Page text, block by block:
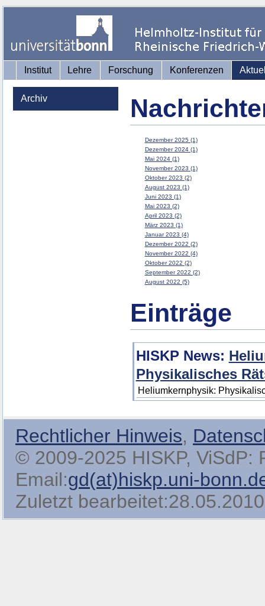
Institut Lehre Forschung Konferenzen
Archiv
Dezember 2025 (1)
Dezember 2024 (1)
Mai 2024 (1)
November 2023 (1)
Oktober 2023 (2)
August 2023 (1)
Juni 2023 (1)
Mai 2023 (2)
April 2023 (2)
März 2023 (1)
Januar 2023 (4)
Dezember 2022 (2)
November 2022 (4)
Oktober 2022 (2)
September 2022 (2)
August 2022 (5)
Einträge
HISKP News:
Physikalisches
Heliumkernphysik:
Rechtlicher Hinweis,
© 2009-2025 HISKP, ViSdP:
Email:gd(at)hiskp.uni-
Zuletzt